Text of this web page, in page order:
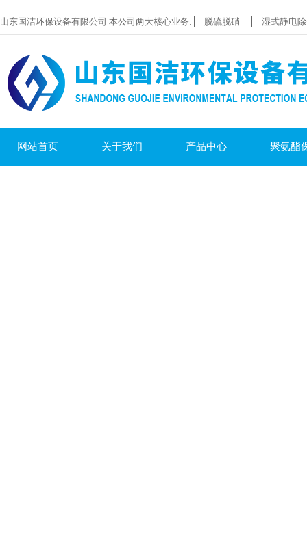
山东国洁环保设备有限公司 本公司两大核心业务: 脱硫脱硝 湿式静电
网站首页 关于我们 产品中心 聚氨酯